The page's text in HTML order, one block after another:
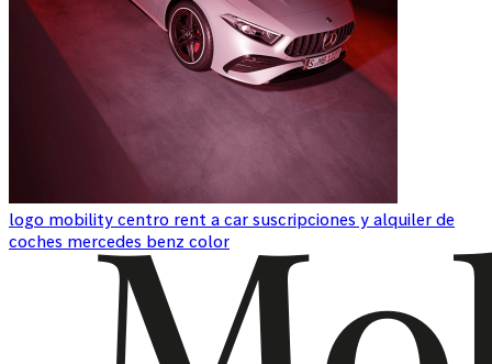
logo mobility centro rent a car suscripciones y alquiler de
coches mercedes benz color